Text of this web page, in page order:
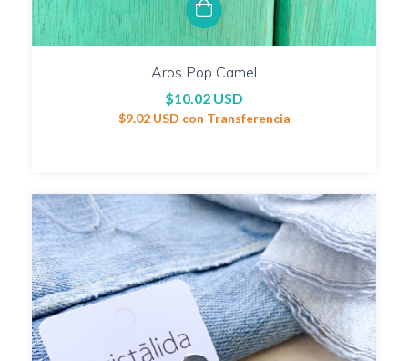
Aros Pop Camel
$10.02 USD
$9.02 USD con Transferencia